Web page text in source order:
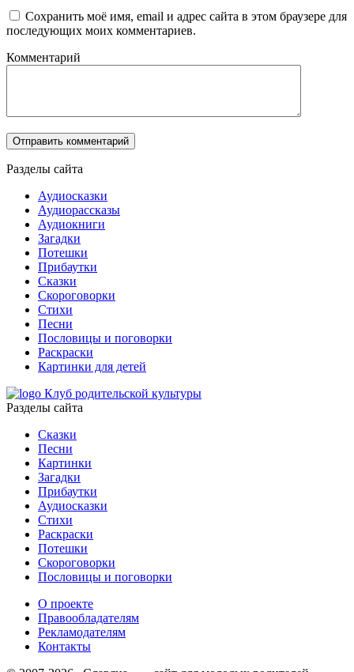
Сохранить моё имя, email и адрес сайта в этом браузере для
последующих моих комментариев.
Комментарий
Разделы сайта
Аудиосказки
Аудиорассказы
Аудиокниги
Загадки
Потешки
Прибаутки
Сказки
Скороговорки
Стихи
Песни
Пословицы и поговорки
Раскраски
Картинки для детей
Клуб родительской культуры
Разделы сайта
Сказки
Песни
Картинки
Загадки
Прибаутки
Аудиосказки
Стихи
Раскраски
Потешки
Скороговорки
Пословицы и поговорки
О проекте
Правообладателям
Рекламодателям
Контакты